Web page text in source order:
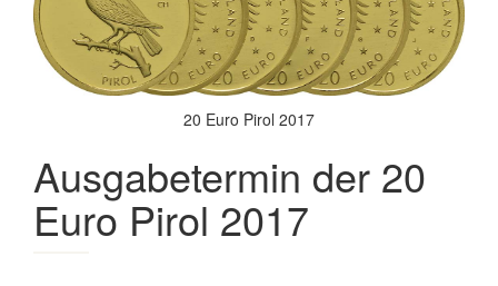
20 Euro Pirol 2017
Ausgabetermin der 20
Euro Pirol 2017